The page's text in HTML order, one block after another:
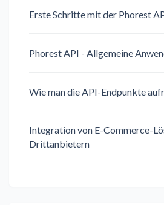
Erste Schritte mit der Phorest
Phorest API - Allgemeine
Wie man die API-Endpunkte
Integration von E-Commerce-
Drittanbietern